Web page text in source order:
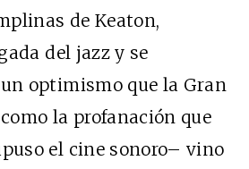
de Keaton,
del jazz y se
optimismo que la Gran
la profanación que
el cine sonoro– vino